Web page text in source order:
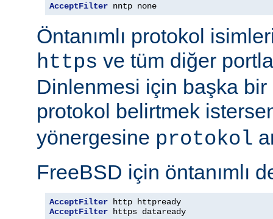
AcceptFilter nntp none
Öntanımlı protokol
https ve tüm diğer
Dinlenmesi için başka
protokol belirtmek
yönergesine protokol
FreeBSD için öntanımlı
AcceptFilter
AcceptFilter https dataready